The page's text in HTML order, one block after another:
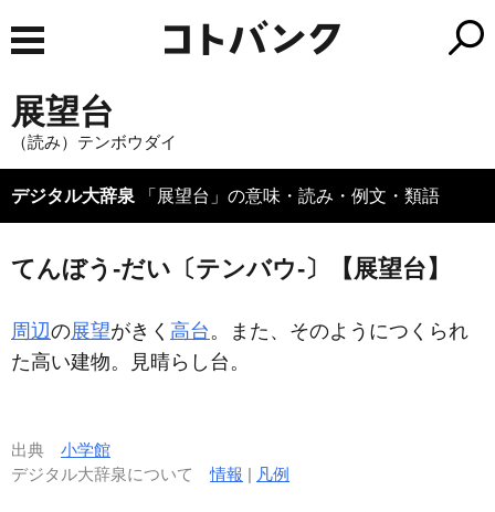
展望台
（読み）テンボウダイ
デジタル大辞泉 「展望台」の意味・読み・例文・類語
てんぼう‐だい〔テンバウ‐〕【展望台】
周辺の展望がきく 高台。また、そのようにつくられ
た高い建物。見晴らし台。
出典 小学館
デジタル大辞泉について情報 | 凡例